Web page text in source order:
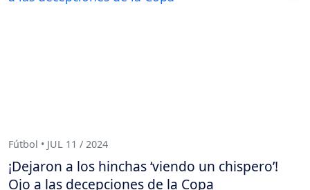
Fútbol • JUL 11 / 2024
¡Dejaron a los hinchas ‘viendo un chispero’!
Ojo a las decepciones de la Copa